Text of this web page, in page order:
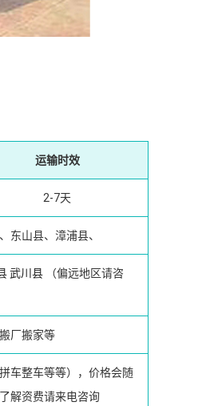
运输时效
2-7天
东山县、漳浦县、
武川县 （偏远地区请咨
厂搬家等
车整车等等），价格会随
解资费请来电咨询